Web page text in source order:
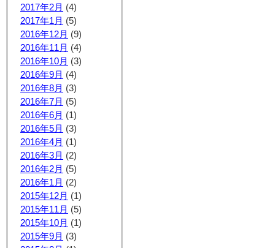
2017年2月 (4)
2017年1月 (5)
2016年12月 (9)
2016年11月 (4)
2016年10月 (3)
2016年9月 (4)
2016年8月 (3)
2016年7月 (5)
2016年6月 (1)
2016年5月 (3)
2016年4月 (1)
2016年3月 (2)
2016年2月 (5)
2016年1月 (2)
2015年12月 (1)
2015年11月 (5)
2015年10月 (1)
2015年9月 (3)